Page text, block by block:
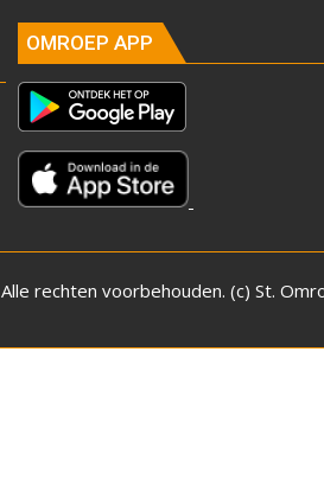
OMROEP APP
Alle rechten voorbehouden. (c) St.